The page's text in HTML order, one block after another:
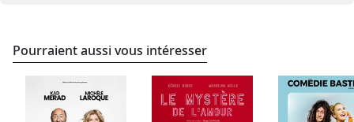
Pourraient aussi vous intéresser